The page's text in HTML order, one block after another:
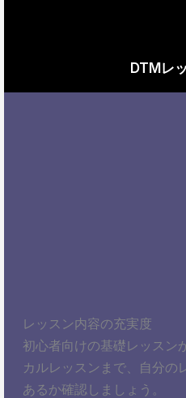
DTMレ
レッスン内容の充実度
初心者向けの基礎レッスン
カルレッスンまで、自分の
あるか確認しましょう。